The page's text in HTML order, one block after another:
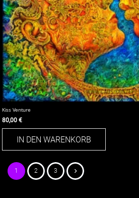
Kiss Venture
80,00 €
IN DEN WARENKORB
Seitennummerierung
1 2 3